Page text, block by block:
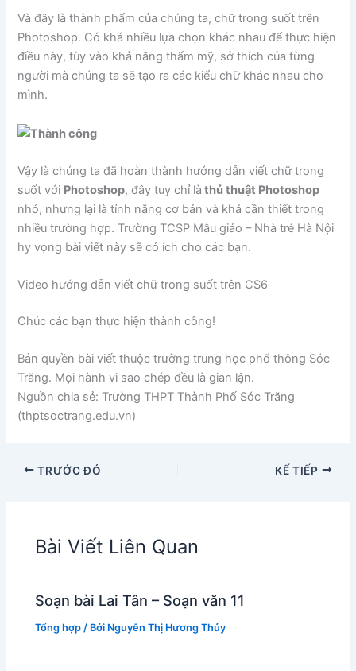
Và đây là thành phẩm của chúng ta, chữ trong suốt trên
Photoshop. Có khá nhiều lựa chọn khác nhau để thực hiện
điều này, tùy vào khả năng thẩm mỹ, sở thích của từng
người mà chúng ta sẽ tạo ra các kiểu chữ khác nhau cho
mình.
Vậy là chúng ta đã hoàn thành hướng dẫn viết chữ trong
suốt với Photoshop, đây tuy chỉ là thủ thuật Photoshop
nhỏ, nhưng lại là tính năng cơ bản và khá cần thiết trong
nhiều trường hợp. Trường TCSP Mẫu giáo – Nhà trẻ Hà Nội
hy vọng bài viết này sẽ có ích cho các bạn.
Video hướng dẫn viết chữ trong suốt trên CS6
Chúc các bạn thực hiện thành công!
Bản quyền bài viết thuộc trường trung học phổ thông Sóc
Trăng. Mọi hành vi sao chép đều là gian lận.
Nguồn chia sẻ: Trường THPT Thành Phố Sóc Trăng
(thptsoctrang.edu.vn)
TRƯỚC ĐÓ KẾ TIẾP
Bài Viết Liên Quan
Soạn bài Lai Tân – Soạn văn 11
Tổng hợp / Bởi Nguyễn Thị Hương Thủy